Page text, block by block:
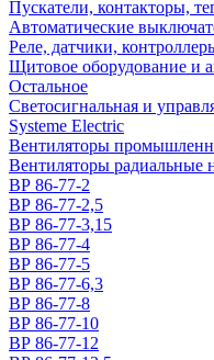
Пускатели, контакторы,
Автоматические
Реле, датчики,
Щитовое оборудование и
Остальное
Светосигнальная и
Systeme Electric
Вентиляторы
Вентиляторы радиальные
ВР 86-77-2
ВР 86-77-2,5
ВР 86-77-3,15
ВР 86-77-4
ВР 86-77-5
ВР 86-77-6,3
ВР 86-77-8
ВР 86-77-10
ВР 86-77-12